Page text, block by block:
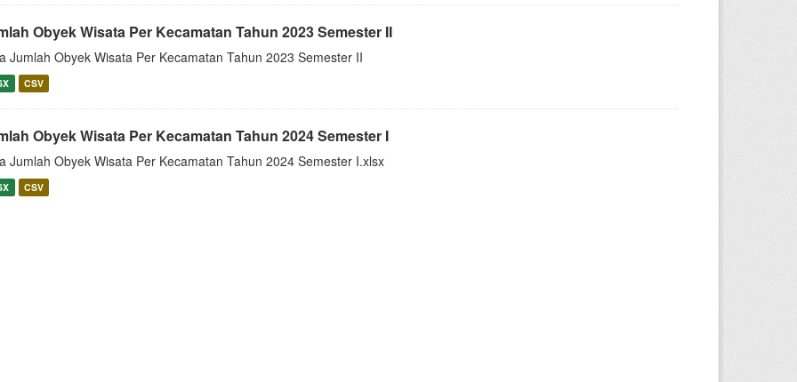
Obyek Wisata Per Kecamatan Tahun 2023 Semester II
Jumlah Obyek Wisata Per Kecamatan Tahun 2023 Semester II
CSV
Obyek Wisata Per Kecamatan Tahun 2024 Semester I
Jumlah Obyek Wisata Per Kecamatan Tahun 2024 Semester I.xlsx
CSV